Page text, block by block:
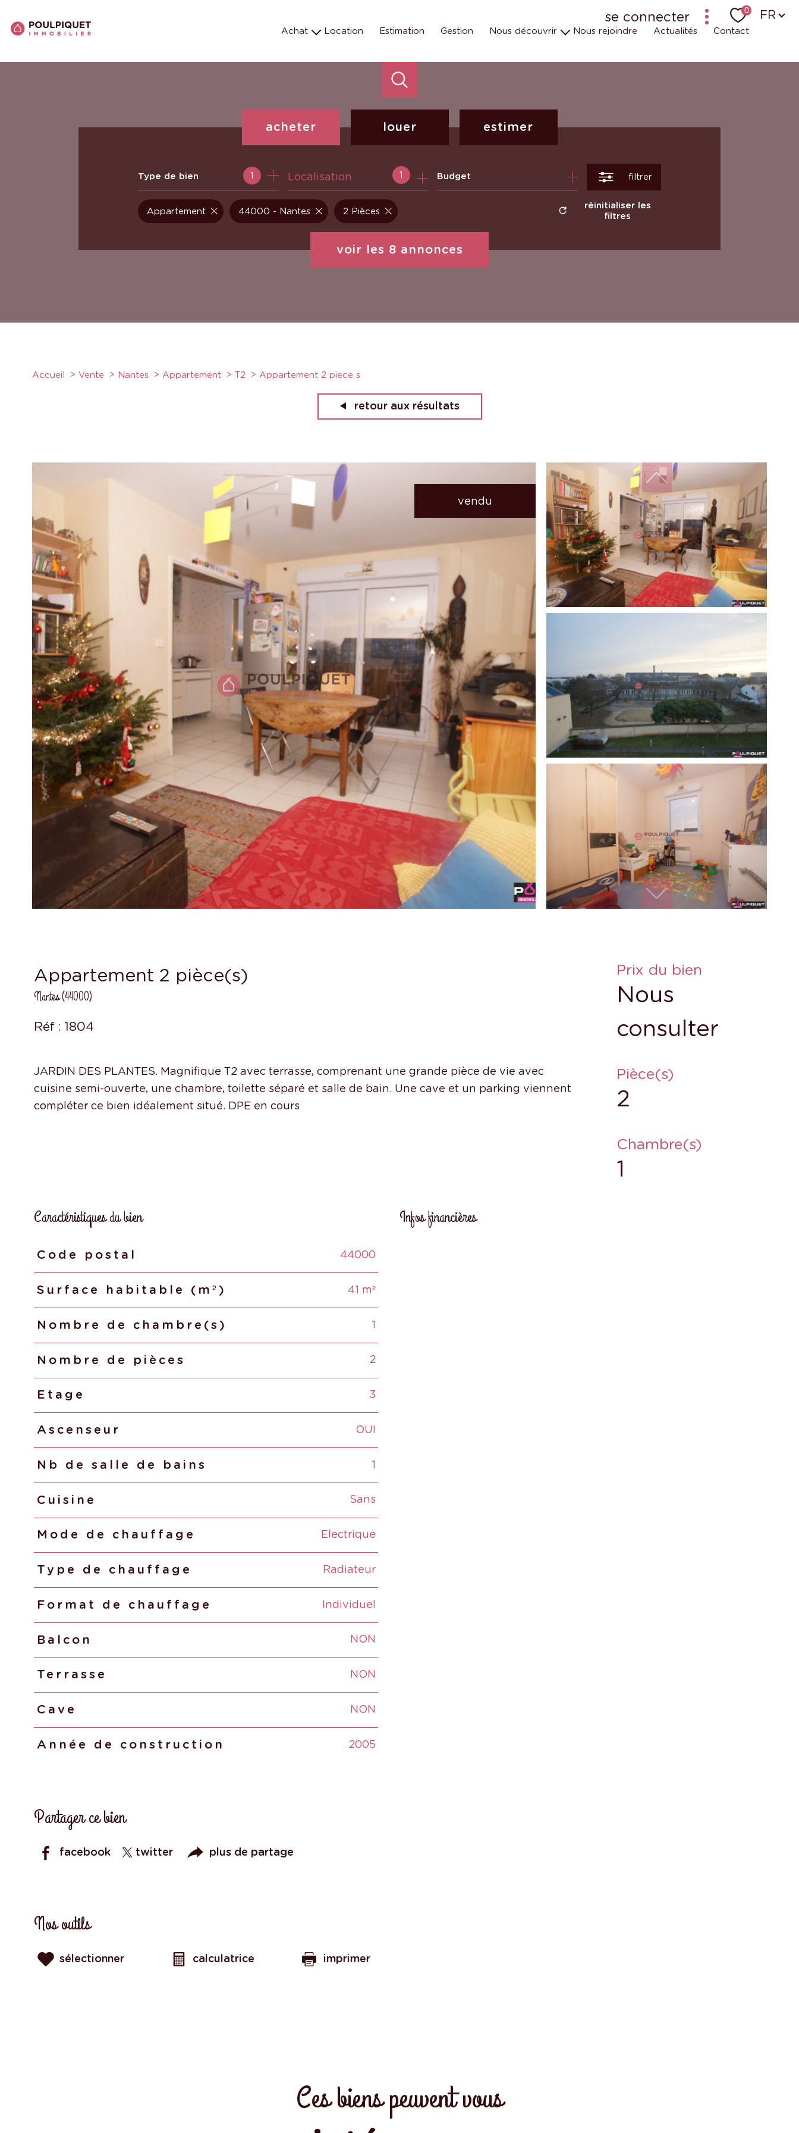
se connecter 0 Langue
FR
Achat
Programmes neufs
Location Estimation Gestion Nous découvrir Nous rejoindre Actualités Contact
acheter
de l'ancien
louer
à l'année
estimer
Type de bien 1 1
Localisation Budget filtrer
voir les 8 annonces
Appartement 44000 - Nantes 2 Pièces
réinitialiser les
filtres
Accueil Vente Nantes Appartement T2 Appartement 2 piece s
retour aux résultats
vendu
Appartement 2 pièce(s)
Nantes (44000)
Réf : 1804
JARDIN DES PLANTES. Magnifique T2 avec terrasse, comprenant une grande pièce de vie avec
cuisine semi-ouverte, une chambre, toilette séparé et salle de bain. Une cave et un parking viennent
Prix du bien
Nous
consulter
Pièce(s)
2
Chambre(s)
1
Caractéristiques du bien
Caractéristiques Valeurs
Code postal 44000
Surface habitable (m²) 41 m²
Nombre de chambre(s) 1
Nombre de pièces 2
Etage 3
Ascenseur OUI
Nb de salle de bains 1
Cuisine Sans
Mode de chauffage Electrique
Type de chauffage Radiateur
Format de chauffage Individuel
Balcon NON
Terrasse NON
Cave NON
Année de construction 2005
Infos financières
Partager ce bien
facebook twitter plus de partage
Nos outils
sélectionner calculatrice imprimer
Ces biens peuvent vous